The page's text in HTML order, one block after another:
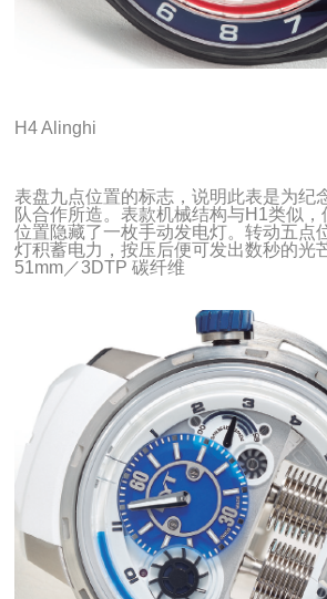
H4 Alinghi
表盘九点位置的标志，说明此表是为纪
队合作所造。表款机械结构与H1类似
位置隐藏了一枚手动发电灯。转动五点
灯积蓄电力，按压后便可发出数秒的光
51mm／3DTP 碳纤维